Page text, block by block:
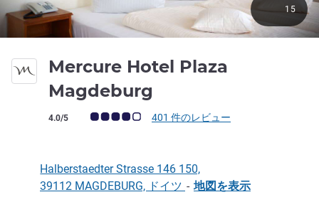
Mercure Hotel Plaza
Magdeburg
お客さまの声 (確認済みレビュー アコーホテルズ)
4.0/5 401 件のレビュー
15
Halberstaedter Strasse 146 150,
39112 MAGDEBURG, ドイツ - 地図を表示